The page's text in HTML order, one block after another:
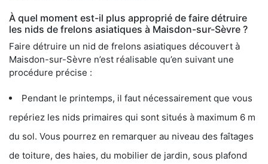
À quel moment est-il plus approprié de faire détruire
les nids de frelons asiatiques à Maisdon-sur-Sèvre ?
Faire détruire un nid de frelons asiatiques découvert à
Maisdon-sur-Sèvre n’est réalisable qu’en suivant une
procédure précise :
Pendant le printemps, il faut nécessairement que vous
repériez les nids primaires qui sont situés à maximum 6 m
du sol. Vous pourrez en remarquer au niveau des faîtages
de toiture, des haies, du mobilier de jardin, sous plafond